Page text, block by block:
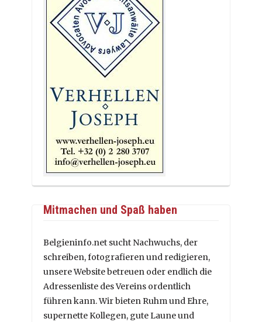
Mitmachen und Spaß haben
Belgieninfo.net sucht Nachwuchs, der
schreiben, fotografieren und redigieren,
unsere Website betreuen oder endlich die
Adressenliste des Vereins ordentlich
führen kann. Wir bieten Ruhm und Ehre,
supernette Kollegen, gute Laune und